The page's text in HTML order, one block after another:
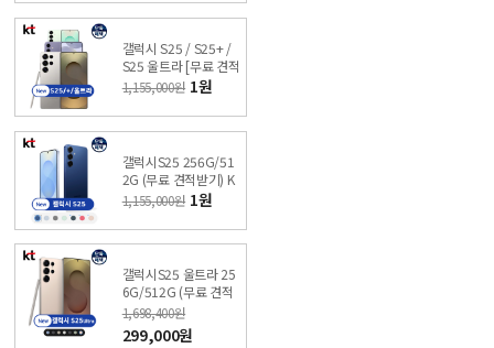
갤럭시 S25 / S25+ /
S25 울트라 [무료 견적
받기] 싼올레폰
1,155,000원 1원
갤럭시S25 256G/51
2G (무료 견적받기) K
T 온라인샵 싼올레폰
1,155,000원 1원
갤럭시S25 울트라 25
6G/512G (무료 견적
받기) KT 온라인샵 싼
올레폰
1,698,400원
299,000원